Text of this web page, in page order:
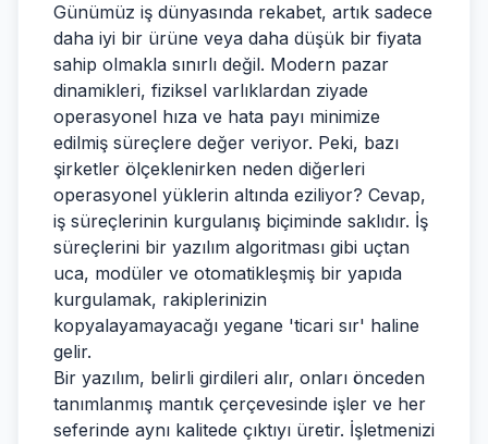
Günümüz iş dünyasında rekabet, artık sadece
daha iyi bir ürüne veya daha düşük bir fiyata
sahip olmakla sınırlı değil. Modern pazar
dinamikleri, fiziksel varlıklardan ziyade
operasyonel hıza ve hata payı minimize
edilmiş süreçlere değer veriyor. Peki, bazı
şirketler ölçeklenirken neden diğerleri
operasyonel yüklerin altında eziliyor? Cevap,
iş süreçlerinin kurgulanış biçiminde saklıdır. İş
süreçlerini bir yazılım algoritması gibi uçtan
uca, modüler ve otomatikleşmiş bir yapıda
kurgulamak, rakiplerinizin
kopyalayamayacağı yegane 'ticari sır' haline
gelir.
Bir yazılım, belirli girdileri alır, onları önceden
tanımlanmış mantık çerçevesinde işler ve her
seferinde aynı kalitede çıktıyı üretir. İşletmenizi